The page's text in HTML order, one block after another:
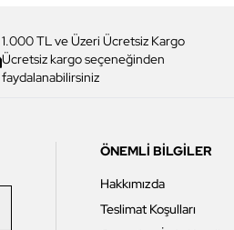
1.000 TL ve Üzeri Ücretsiz Kargo
Ücretsiz kargo seçeneğinden
faydalanabilirsiniz
ÖNEMLİ BİLGİLER
Hakkımızda
Teslimat Koşulları